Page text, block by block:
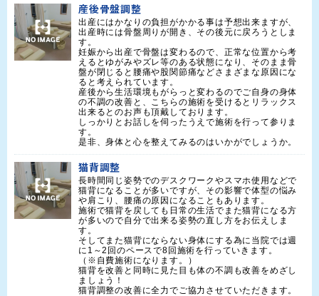
産後骨盤調整
出産にはかなりの負担がかかる事は予想出来ますが、
出産時には骨盤周りが開き、その後元に戻ろうとしま
す。
妊娠から出産で骨盤は変わるので、正常な位置から考
えるとゆがみやズレ等のある状態になり、そのまま骨
盤が閉じると腰痛や股関節痛などさまざまな原因にな
ると考えられています。
産後から生活環境もがらっと変わるのでご自身の身体
の不調の改善と、こちらの施術を受けるとリラックス
出来るとのお声も頂戴しております。
しっかりとお話しを伺ったうえで施術を行って参りま
す。
是非、身体と心を整えてみるのはいかがでしょうか。
猫背調整
長時間同じ姿勢でのデスクワークやスマホ使用などで
猫背になることが多いですが、その影響で体型の悩み
や肩こり、腰痛の原因になることもあります。
施術で猫背を戻しても日常の生活でまた猫背になる方
が多いので自分で出来る姿勢の直し方をお伝えしま
す。
そしてまた猫背にならない身体にする為に当院では週
に1～2回のペースで8回施術を行っていきます。
（※自費施術になります。）
猫背を改善と同時に見た目も体の不調も改善をめざし
ましょう！
猫背調整の改善に全力でご協力させていただきます。